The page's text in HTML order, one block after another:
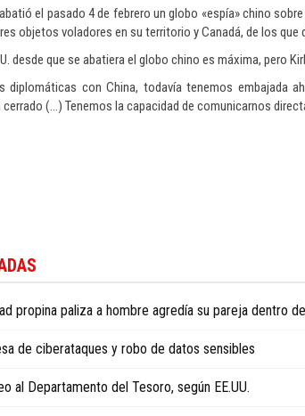
el pasado 4 de febrero un globo «espía» chino
objetos voladores en su territorio y Canadá, de los
desde que se abatiera el globo chino es máxima, pero
diplomáticas con China, todavía tenemos
(…) Tenemos la capacidad de comunicarnos
propina paliza a hombre agredía su pareja dentro
de ciberataques y robo de datos sensibles
al Departamento del Tesoro, según EE.UU.